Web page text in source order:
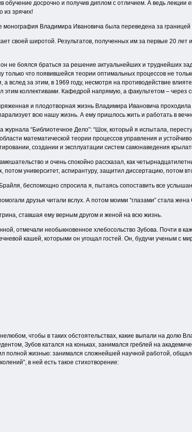
обучение досрочно и получив диплом с отличием. А ведь
из зрячих!
монография Владимира Ивановича была переведена за
своей широтой. Результатов, полученных им за первые 20
не боялся браться за решение актуальнейших и труднейших
что появившейся теории оптимальных процессов не
вслед за этим, в 1969 году, несмотря на противодействие
коллективами. Кафедрой напрямую, а факультетом – через
и плодотворная жизнь Владимира Ивановича
всю нашу жизнь. А ему пришлось жить и работать в
“Библиотечное Дело”: “Шок, который я испытала,
математической теории процессов управления и
создании и эксплуатации систем самонаведения
и очень спокойно рассказал, как
университет, аспирантуру, защитил диссертацию, потом
беспомощно спросила я, пытаясь сопоставить все
друзья читали вслух. А потом моими “глазами” стала жена
ставшая ему верным другом и женой на всю жизнь.
отмечали необыкновенное хлебосольство Зубова. Почти в
кашей, которыми он угощал гостей. Он, будучи ученым с
чтобы в таких обстоятельствах, какие выпали на долю
Зубов катался на коньках, занимался греблей на
жизнью: занимался сложнейшей научной работой,
в ней есть такое стихотворение: